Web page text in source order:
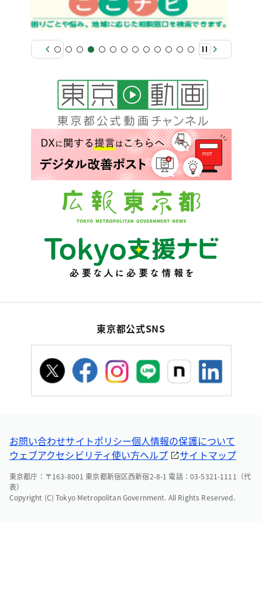
東京都公式SNS
お問い合わせサイトポリシー個人情報の保護について
ウェブアクセシビリティ使い方ヘルプ サイトマップ
東京都庁：〒163-8001 東京都新宿区西新宿2-8-1 電話：03-5321-1111（代
表）
Copyright (C) Tokyo Metropolitan Government. All Rights Reserved.